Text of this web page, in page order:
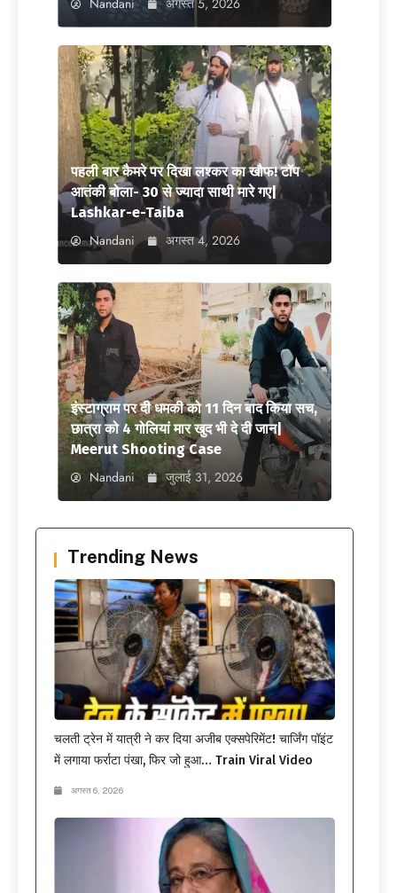
पहली बार कैमरे पर दिखा लश्कर का खौफ! टॉप
आतंकी बोला- 30 से ज्यादा साथी मारे गए|
Lashkar-e-Taiba
Nandani अगस्त 4, 2026
इंस्टाग्राम पर दी धमकी को 11 दिन बाद किया सच,
छात्रा को 4 गोलियां मार खुद भी दे दी जान|
Meerut Shooting Case
Nandani जुलाई 31, 2026
Trending News
चलती ट्रेन में यात्री ने कर दिया अजीब एक्सपेरिमेंट! चार्जिंग पॉइंट
में लगाया फर्राटा पंखा, फिर जो हुआ… Train Viral Video
अगस्त 6, 2026